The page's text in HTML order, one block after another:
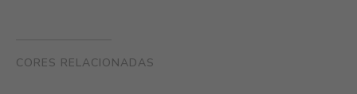
CORES RELACIONADAS